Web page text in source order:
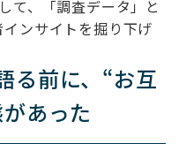
て、「調査データ」と
インサイトを掘り下げ
る前に、 “お互
あった